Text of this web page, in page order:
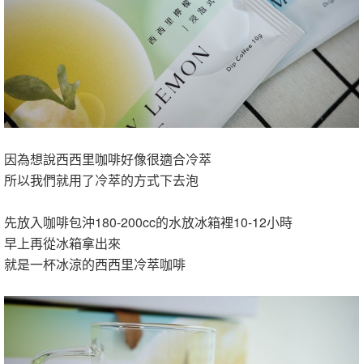
因為想說西西里咖啡好像很適合冷萃
所以我們就用了冷萃的方式下去泡
先放入咖啡包沖180-200cc的水放冰箱裡10-12小時
早上再從冰箱拿出來
就是一杯冰涼的西西里冷萃咖啡